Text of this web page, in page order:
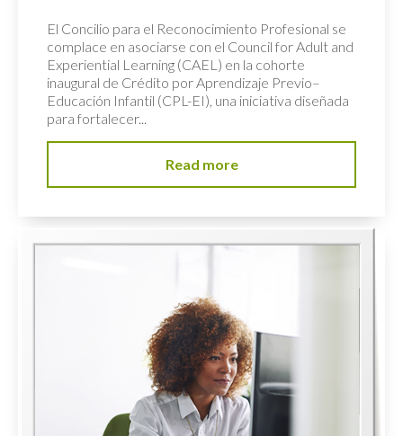
El Concilio para el Reconocimiento Profesional se
complace en asociarse con el Council for Adult and
Experiential Learning (CAEL) en la cohorte
inaugural de Crédito por Aprendizaje Previo–
Educación Infantil (CPL-EI), una iniciativa diseñada
para fortalecer...
Read more